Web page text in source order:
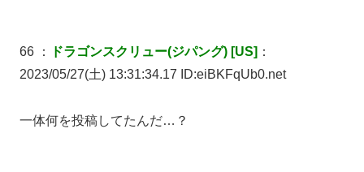
66 ： ドラゴンスクリュー(ジパング) [US] ：
2023/05/27(土) 13:31:34.17 ID:eiBKFqUb0.net
一体何を投稿してたんだ…？